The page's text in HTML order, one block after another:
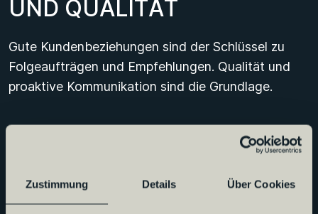
Zustimmung Details Über Cookies
U N D QUAL TÄT
Gute Kundenbeziehungen sind der Schlüssel zu
Folgeaufträgen und Empfehlungen. Qualität und
proaktive Kommunikation sind die Grundlage.
. STÄN
E
WEITERB